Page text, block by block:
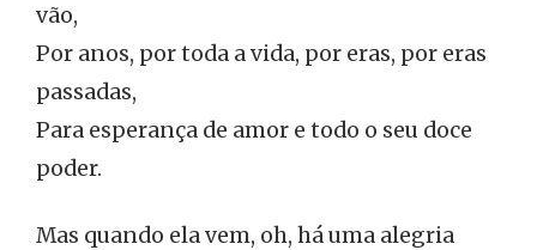
vão,
Por anos, por toda a vida, por eras, por eras
passadas,
Para esperança de amor e todo o seu doce
poder.
Mas quando ela vem, oh, há uma alegria